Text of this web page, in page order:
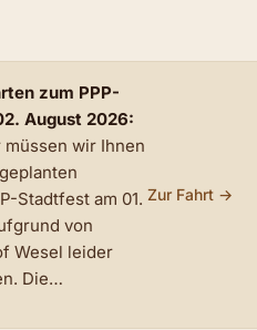
zum PPP-
August 2026:
wir Ihnen
Stadtfest am 01.
von
Wesel leider
Die…
Zur Fahrt →